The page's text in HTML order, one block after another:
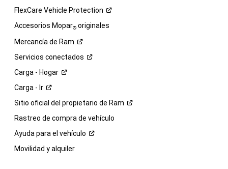
FlexCare Vehicle Protection
Accesorios Mopar®originales
Mercancía de Ram
Servicios conectados
Carga - Hogar
Carga - Ir
Sitio oficial del propietario de Ram
Rastreo de compra de vehículo
Ayuda para el vehículo
Movilidad y alquiler